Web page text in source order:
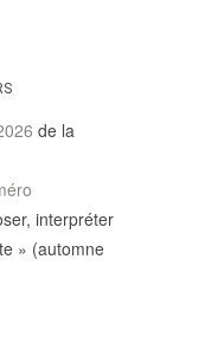
de la
interpréter
» (automne